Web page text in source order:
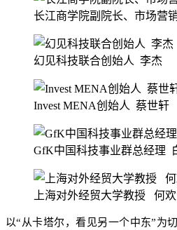
长江商学院副院长、市场营
幻见科技联合创始人 李杰
Invest MENA创始人 蔡世轩
GfK中国科技事业群总经理
上海对外经贸大学教授 何
以“从卡塔尔，看见另一个中东”为